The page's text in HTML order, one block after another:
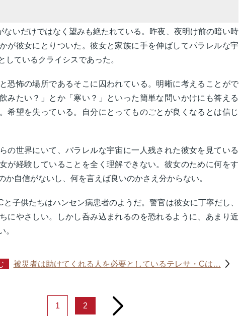
ないだけではなく望みも絶たれている。昨夜、夜明け前の暗い時
が彼女にとりついた。彼女と家族に手を伸ばしてパラレルな宇
しているクライシスであった。
恐怖の場所であるそこに囚われている。明晰に考えることがで
みたい？」とか「寒い？」といった簡単な問いかけにも答える
希望を失っている。自分にとってものごとが良くなるとは信じ
の世界にいて、パラレルな宇宙に一人残された彼女を見ている
が経験していることを全く理解できない。彼女のために何をす
か自信がないし、何を言えば良いのかさえ分からない。
と子供たちはハンセン病患者のようだ。警官は彼女に丁寧だし、
にやさしい。しかし呑み込まれるのを恐れるように、あまり近
。
被災者は助けてくれる人を必要としているテレサ・Cは…
1 2 next